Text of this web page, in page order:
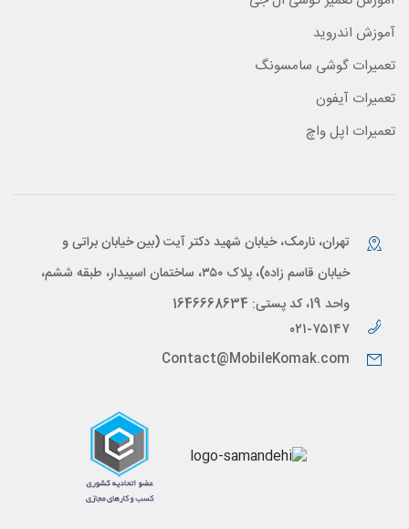
آموزش اندروید
تعمیرات گوشی سامسونگ
تعمیرات آیفون
تعمیرات اپل واچ
تهران، نارمک، خیابان شهید دکتر آیت (بین خیابان براتی و
خیابان قاسم زاده)، پلاک ۳۵۰، ساختمان اسپیدار، طبقه ششم،
واحد 19، کد پستی: 1646668634
۰۲۱-۷۵۱۴۷
Contact@MobileKomak.com